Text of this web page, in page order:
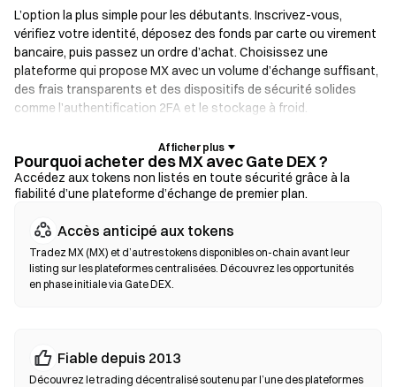
L’option la plus simple pour les débutants. Inscrivez-vous,
vérifiez votre identité, déposez des fonds par carte ou virement
bancaire, puis passez un ordre d’achat. Choisissez une
plateforme qui propose MX avec un volume d’échange suffisant,
des frais transparents et des dispositifs de sécurité solides
comme l’authentification 2FA et le stockage à froid.
Portefeuilles crypto
Pour les utilisateurs qui privilégient l’auto-garde. Les
portefeuilles non custodial vous permettent de conserver vos
l’interface du portefeuille. Certains portefeuilles prennent aussi
en charge un on-ramp fiat, permettant d’acheter des MX par
carte bancaire sans passer par un exchange. Sauvegardez
toujours votre phrase seed et vérifiez les adresses de contrat
Échanges décentralisés (DEX)
Tradez en peer-to-peer sans intermédiaires. Les DEX utilisent
Pourquoi acheter des MX avec Gate DEX ?
Accédez aux tokens non listés en toute sécurité grâce à la
fiabilité d’une plateforme d’échange de premier plan.
Accès anticipé aux tokens
Tradez MX (MX) et d’autres tokens disponibles on-chain avant leur
listing sur les plateformes centralisées. Découvrez les opportunités
en phase initiale via Gate DEX.
Fiable depuis 2013
Découvrez le trading décentralisé soutenu par l’une des plateformes